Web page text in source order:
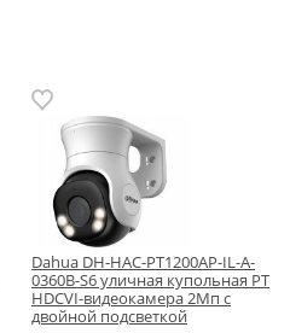
Dahua DH-HAC-PT1200AP-IL-A-
0360B-S6 уличная купольная PT
HDCVI-видеокамера 2Мп с
двойной подсветкой